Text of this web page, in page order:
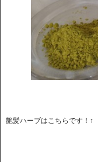
艶髪ハーブはこちらです！↑